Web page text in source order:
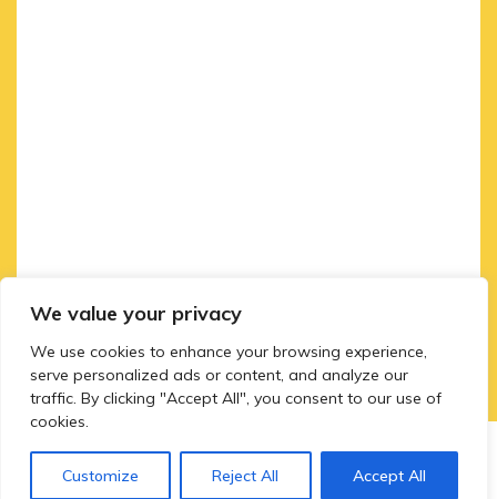
We value your privacy
We use cookies to enhance your browsing experience,
serve personalized ads or content, and analyze our
traffic. By clicking "Accept All", you consent to our use of
cookies.
Customize Reject All Accept All
Input your search keywords and press Enter.